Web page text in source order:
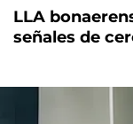
LLA
señales de